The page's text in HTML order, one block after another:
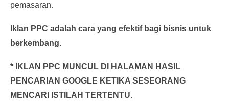
pemasaran.
Iklan PPC adalah cara yang efektif bagi bisnis untuk
berkembang.
* IKLAN PPC MUNCUL DI HALAMAN HASIL
PENCARIAN GOOGLE KETIKA SESEORANG
MENCARI ISTILAH TERTENTU.